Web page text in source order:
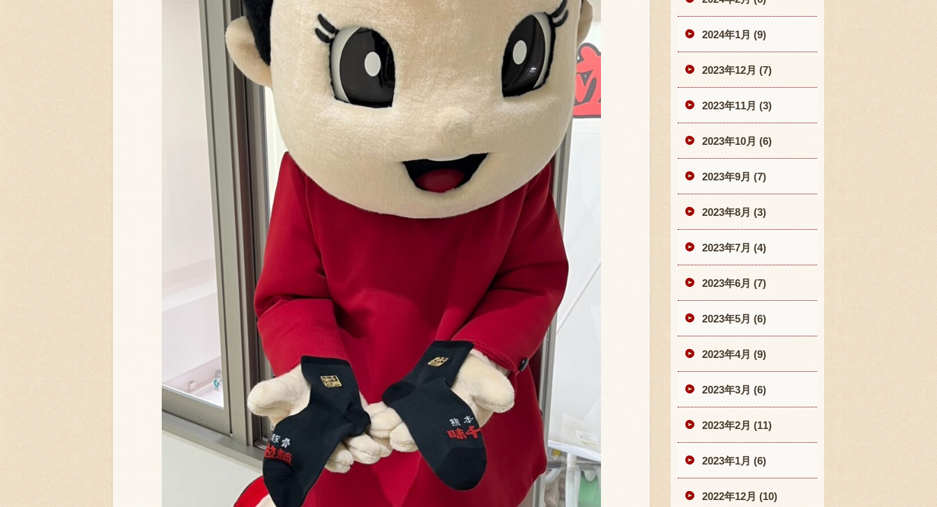
2024年1月 (9)
2023年12月 (7)
2023年11月 (3)
2023年10月 (6)
2023年9月 (7)
2023年8月 (3)
2023年7月 (4)
2023年6月 (7)
2023年5月 (6)
2023年4月 (9)
2023年3月 (6)
2023年2月 (11)
2023年1月 (6)
2022年12月 (10)